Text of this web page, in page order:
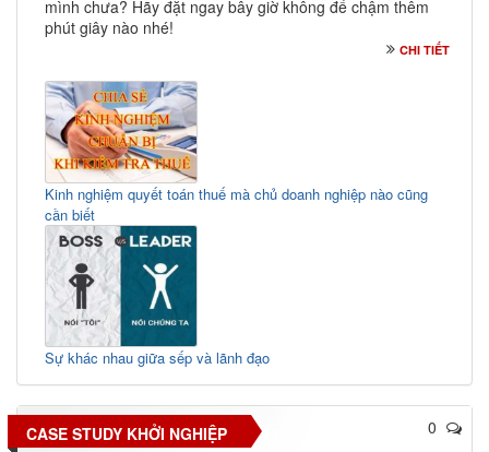
mình chưa? Hãy đặt ngay bây giờ không để chậm thêm
phút giây nào nhé!
CHI TIẾT
Kinh nghiệm quyết toán thuế mà chủ doanh nghiệp nào cũng
cần biết
Sự khác nhau giữa sếp và lãnh đạo
CASE STUDY KHỞI NGHIỆP 0